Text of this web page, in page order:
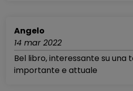
Angelo
14 mar 2022
Bel libro, interessante su una
importante e attuale